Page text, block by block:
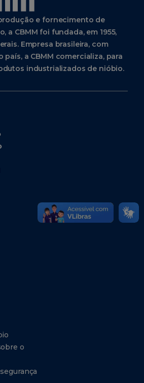
e fornecimento de
a CBMM foi fundada, em 1955,
Empresa brasileira, com
a CBMM comercializa, para
industrializados de nióbio.
o